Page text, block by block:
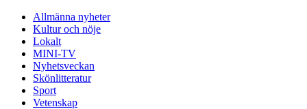
Allmänna nyheter
Kultur och nöje
Lokalt
MINI-TV
Nyhetsveckan
Skönlitteratur
Sport
Vetenskap